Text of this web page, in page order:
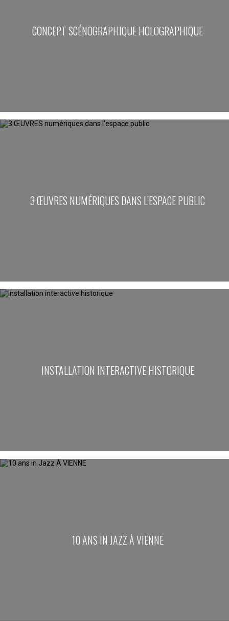
CONCEPT SCÉNOGRAPHIQUE HOLOGRAPHIQUE
3 ŒUVRES NUMÉRIQUES DANS L’ESPACE PUBLIC
INSTALLATION INTERACTIVE HISTORIQUE
10 ANS IN JAZZ À VIENNE